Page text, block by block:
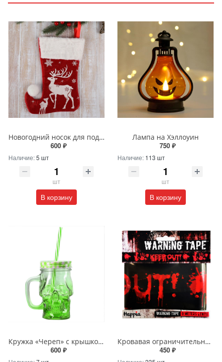
Новогодний носок для подарков с оленем
600 ₽
Наличие:5 шт
шт
В корзину
Лампа на Хэллоуин
750 ₽
Наличие: 113 шт
шт
В корзину
Кружка «Череп» с крышкой и трубочкой
600 ₽
Кровавая ограничительная лента «Keep out»
450 ₽